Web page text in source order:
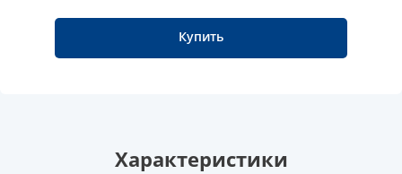
Купить
Характеристики